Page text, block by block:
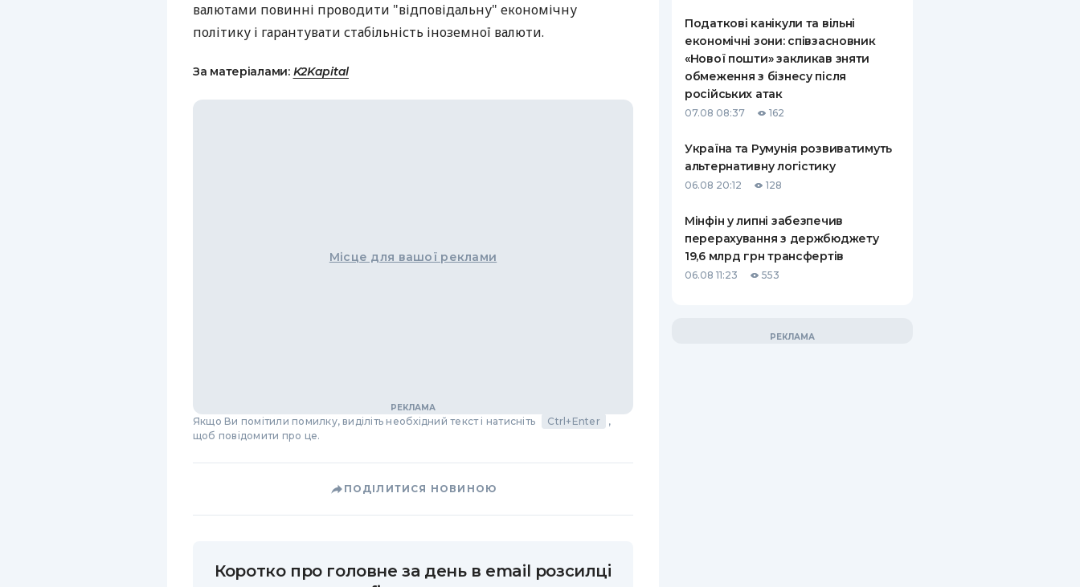
валютами повинні проводити "відповідальну" економічну
політику і гарантувати стабільність іноземної валюти.
За матеріалами: K2Kapital
Місце для вашої реклами
Якщо Ви помітили помилку, виділіть необхідний текст і натисніть Ctrl+Enter
,
щоб повідомити про це.
ПОДІЛИТИСЯ НОВИНОЮ
Коротко про головне за день в email розсилці
Податкові канікули та вільні
економічні зони: співзасновник
«Нової пошти» закликав зняти
обмеження з бізнесу після
російських атак
07.08 08:37 162
Україна та Румунія розвиватимуть
альтернативну логістику
06.08 20:12 128
Мінфін у липні забезпечив
перерахування з держбюджету
19,6 млрд грн трансфертів
06.08 11:23 553